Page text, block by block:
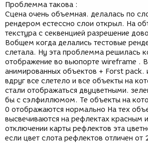
Проблемма такова :
Сцена очень объемная. делалась по
рендером естессно слои открыл. На
текстура с секвенцией разрешение
Вобщем когда делались тестовые
слетала. Ну эта проблемма решилась
отображение во вьюпорте wireframe .
анимированных объектов + Forst pack.
вдруг все слетело и все объекты на
стали отображаться двуцветными.
бы с сэлфиллюмом. Те объекты на
0 отображаются нормально На тех
высвечиваются на рефлектах красным
отключении карты рефлектов эта
если цвет слота рефлектов отличен от